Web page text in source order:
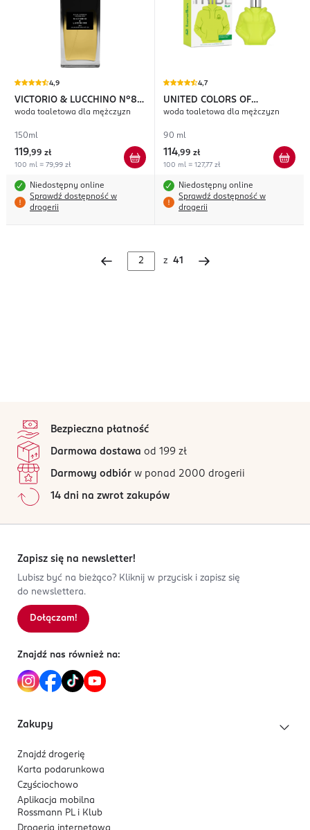
4,9
VICTORIO & LUCCHINO N°8
Atardecer Magnético
woda toaletowa dla mężczyzn
150ml
119,99 zł
100 ml = 79,99 zł
Niedostępny online
Sprawdź dostępność w
drogerii
4,7
UNITED COLORS OF
BENETTON We Are Tribe Play
woda toaletowa dla mężczyzn
90 ml
114,99 zł
100 ml = 127,77 zł
Niedostępny online
Sprawdź dostępność w
drogerii
z 41
Bezpieczna płatność
Darmowa dostawa od 199 zł
Darmowy odbiór w ponad 2000 drogerii
14 dni na zwrot zakupów
Zapisz się na newsletter!
Lubisz być na bieżąco? Kliknij w przycisk i zapisz się
do newslettera.
Dołączam!
Znajdź nas również na:
Zakupy
Znajdź drogerię
Karta podarunkowa
Czyściochowo
Aplikacja mobilna
Rossmann PL i Klub
Drogeria internetowa